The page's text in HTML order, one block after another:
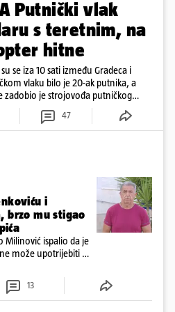
Putnički vlak
s teretnim, na
hitne
se iza 10 sati između Gradeca i
vlaku bilo je 20-ak putnika, a
zadobio je strojovođa putničkog
47
i
brzo mu stigao
Milinović ispalio da je
može upotrijebiti za
13